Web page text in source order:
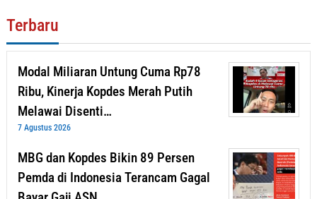
Terbaru
Modal Miliaran Untung Cuma Rp78
Ribu, Kinerja Kopdes Merah Putih
Melawai Disenti…
7 Agustus 2026
MBG dan Kopdes Bikin 89 Persen
Pemda di Indonesia Terancam Gagal